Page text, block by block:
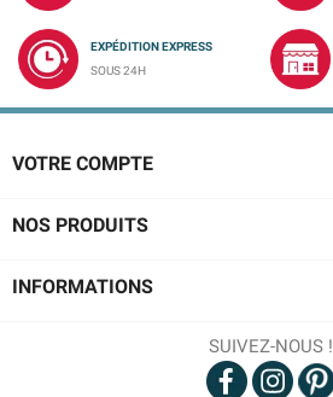
EXPÉDITION EXPRESS
SOUS 24H
VOTRE COMPTE
NOS PRODUITS
INFORMATIONS
SUIVEZ-NOUS !